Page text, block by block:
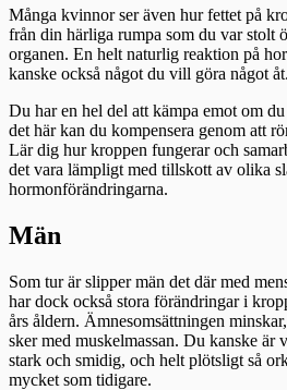
Många kvinnor ser även hur fettet på
från din härliga rumpa som du var stolt
organen. En helt naturlig reaktion på
kanske också något du vill göra något åt.
Du har en hel del att kämpa emot om
det här kan du kompensera genom att
Lär dig hur kroppen fungerar och
det vara lämpligt med tillskott av olika
hormonförändringarna.
Män
Som tur är slipper män det där med
har dock också stora förändringar i
års åldern. Ämnesomsättningen
sker med muskelmassan. Du kanske är
stark och smidig, och helt plötsligt så
mycket som tidigare.